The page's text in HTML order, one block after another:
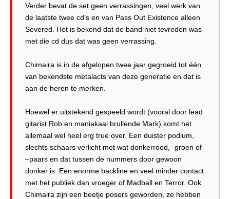
Verder bevat de set geen verrassingen, veel werk van
de laatste twee cd’s en van Pass Out Existence alleen
Severed. Het is bekend dat de band niet tevreden was
met die cd dus dat was geen verrassing.
Chimaira is in de afgelopen twee jaar gegroeid tot één
van bekendste metalacts van deze generatie en dat is
aan de heren te merken.
Hoewel er uitstekend gespeeld wordt (vooral door lead
gitarist Rob en maniakaal brullende Mark) komt het
allemaal wel heel erg true over. Een duister podium,
slechts schaars verlicht met wat donkerrood, -groen of
–paars en dat tussen de nummers door gewoon
donker is. Een enorme backline en veel minder contact
met het publiek dan vroeger of Madball en Terror. Ook
Chimaira zijn een beetje posers geworden, ze hebben